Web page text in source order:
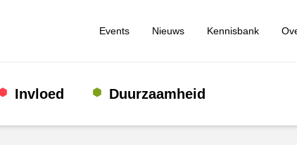
Events Nieuws Kennisbank
Invloed Duurzaamheid